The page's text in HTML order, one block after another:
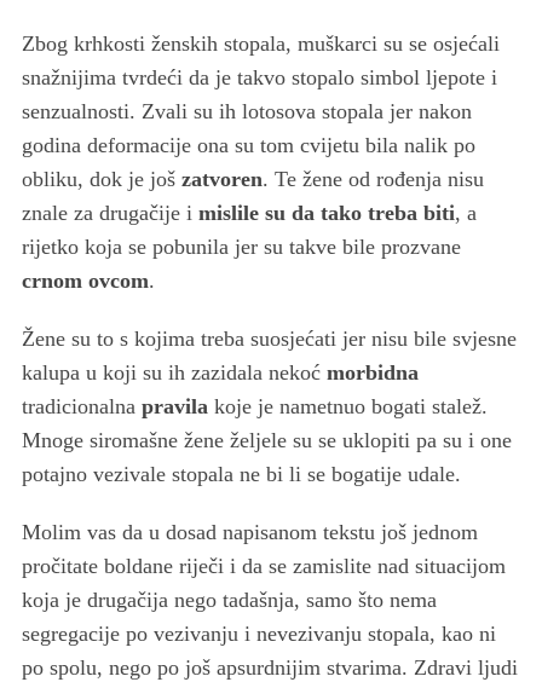
Zbog krhkosti ženskih stopala, muškarci su se osjećali
snažnijima tvrdeći da je takvo stopalo simbol ljepote i
senzualnosti. Zvali su ih lotosova stopala jer nakon
godina deformacije ona su tom cvijetu bila nalik po
obliku, dok je još zatvoren. Te žene od rođenja nisu
znale za drugačije i mislile su da tako treba biti, a
rijetko koja se pobunila jer su takve bile prozvane
crnom ovcom.
Žene su to s kojima treba suosjećati jer nisu bile svjesne
kalupa u koji su ih zazidala nekoćmorbidna
tradicionalna pravilakoje je nametnuo bogati stalež.
Mnoge siromašne žene željele su se uklopiti pa su i one
potajno vezivale stopala ne bi li se bogatije udale.
Molim vas da u dosad napisanom tekstu još jednom
pročitate boldane riječi i da se zamislite nad situacijom
koja je drugačija nego tadašnja, samo što nema
segregacije po vezivanju i nevezivanju stopala, kao ni
po spolu, nego po još apsurdnijim stvarima. Zdravi ljudi